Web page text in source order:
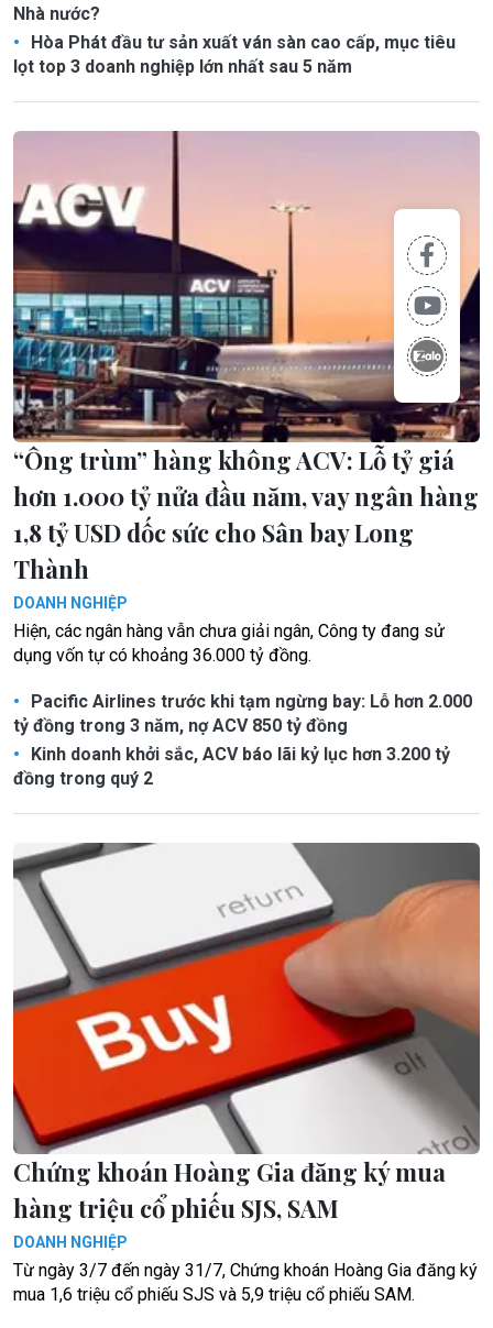
Nhà nước?
Hòa Phát đầu tư sản xuất ván sàn cao cấp, mục tiêu
lọt top 3 doanh nghiệp lớn nhất sau 5 năm
“Ông trùm” hàng không ACV: Lỗ tỷ giá
hơn 1.000 tỷ nửa đầu năm, vay ngân hàng
1,8 tỷ USD dốc sức cho Sân bay Long
Thành
DOANH NGHIỆP
Hiện, các ngân hàng vẫn chưa giải ngân, Công ty đang sử
dụng vốn tự có khoảng 36.000 tỷ đồng.
Pacific Airlines trước khi tạm ngừng bay: Lỗ hơn 2.000
tỷ đồng trong 3 năm, nợ ACV 850 tỷ đồng
Kinh doanh khởi sắc, ACV báo lãi kỷ lục hơn 3.200 tỷ
đồng trong quý 2
Chứng khoán Hoàng Gia đăng ký mua
hàng triệu cổ phiếu SJS, SAM
DOANH NGHIỆP
Từ ngày 3/7 đến ngày 31/7, Chứng khoán Hoàng Gia đăng ký
mua 1,6 triệu cổ phiếu SJS và 5,9 triệu cổ phiếu SAM.